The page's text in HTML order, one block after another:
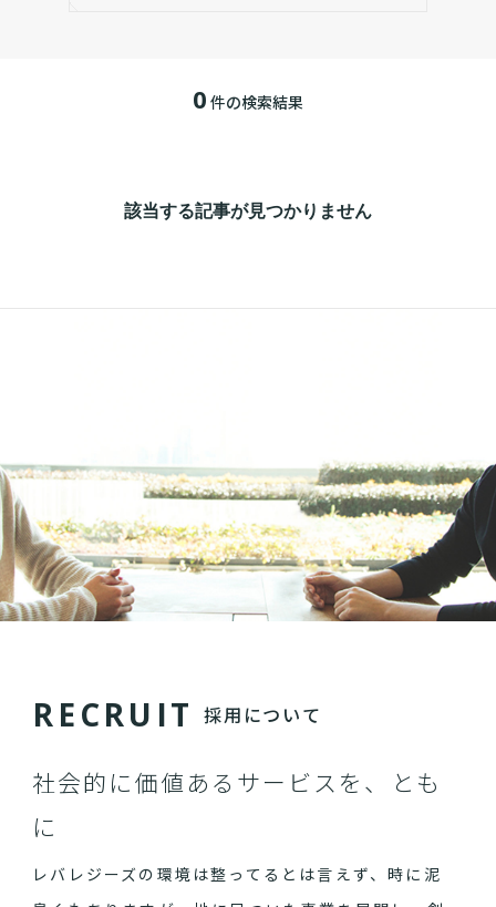
0 件の検索結果
該当する記事が見つかりません
RECRU IT 採用について
社会的に価値あるサービスを、とも
に
レバレジーズの環境は整ってるとは言えず、時に泥